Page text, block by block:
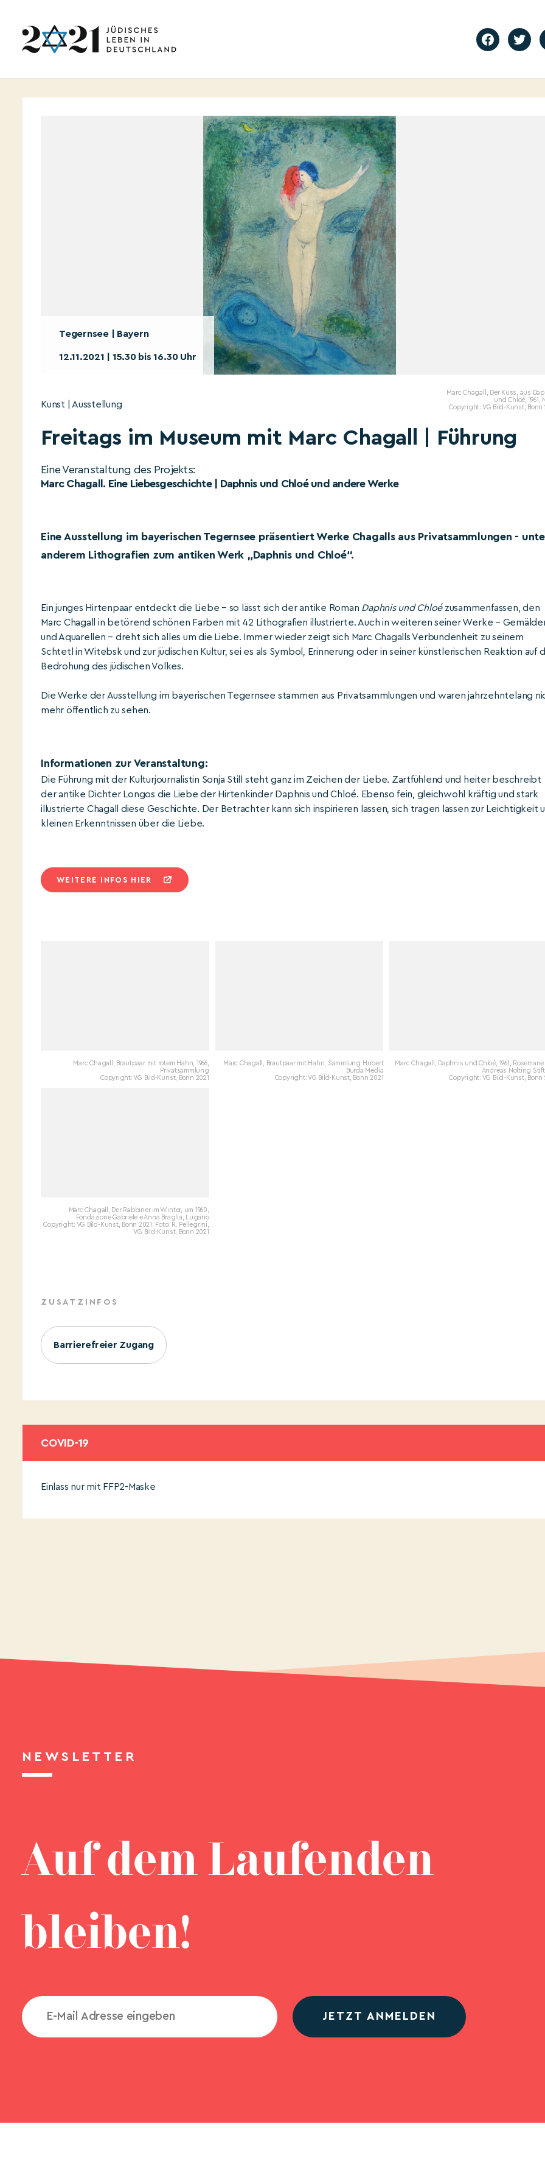
Tegernsee | Bayern
12.11.2021 | 15.30 bis 16.30 Uhr
Marc Chagall, Der Kuss, aus
und Chloé, 1961,
Copyright: VG Bild-Kunst, Bonn
Kunst | Ausstellung
Freitags im Museum mit Marc Chagall | Führung
Eine Veranstaltung des Projekts:
Marc Chagall. Eine Liebesgeschichte | Daphnis und Chloé und andere Werke
Eine Ausstellung im bayerischen Tegernsee präsentiert Werke Chagalls aus Privatsammlungen -
anderem Lithografien zum antiken Werk „Daphnis und Chloé“.
Ein junges Hirtenpaar entdeckt die Liebe – so lässt sich der antike Roman Daphnis und Chloézusammenfassen, den
Marc Chagall in betörend schönen Farben mit 42 Lithografien illustrierte. Auch in weiteren seiner Werke –
und Aquarellen – dreht sich alles um die Liebe. Immer wieder zeigt sich Marc Chagalls Verbundenheit zu seinem
Schtetl in Witebsk und zur jüdischen Kultur, sei es als Symbol, Erinnerung oder in seiner künstlerischen Reaktion auf
Bedrohung des jüdischen Volkes.
Die Werke der Ausstellung im bayerischen Tegernsee stammen aus Privatsammlungen und waren jahrzehntelang
mehr öffentlich zu sehen.
Informationen zur Veranstaltung:
Die Führung mit der Kulturjournalistin Sonja Still steht ganz im Zeichen der Liebe. Zartfühlend und heiter beschreibt
der antike Dichter Longos die Liebe der Hirtenkinder Daphnis und Chloé. Ebenso fein, gleichwohl kräftig und stark
illustrierte Chagall diese Geschichte. Der Betrachter kann sich inspirieren lassen, sich tragen lassen zur Leichtigkeit
kleinen Erkenntnissen über die Liebe.
WEITERE INFOS HIER
Marc Chagall, Brautpaar mit rotem Hahn, 1966,
Privatsammlung
Copyright: VG Bild-Kunst, Bonn 2021
Marc Chagall, Brautpaar mit Hahn, Sammlung Hubert
Burda Media
Copyright: VG Bild-Kunst, Bonn 2021
Marc Chagall, Daphnis und Chloé, 1961,
Andreas Nolting
Copyright: VG Bild-Kunst, Bonn
Marc Chagall, Der Rabbiner im Winter, um 1960,
Fondazione Gabriele e Anna Braglia, Lugano
Copyright: VG Bild-Kunst, Bonn 2021; Foto: R. Pellegrini,
VG Bild-Kunst, Bonn 2021
ZUSATZINFOS
Barrierefreier Zugang
COVID-19
Einlass nur mit FFP2-Maske
NEWSLETTER
Auf dem Laufenden
bleiben!
JETZT ANMELDEN